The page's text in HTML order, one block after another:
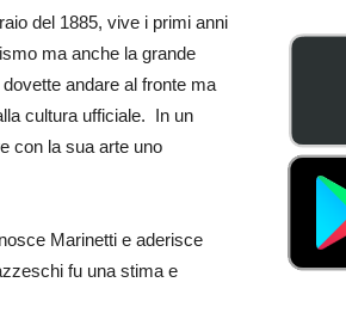
del 1885, vive i primi anni
ma anche la grande
andare al fronte ma
cultura ufficiale. In un
con la sua arte uno
Marinetti e aderisce
fu una stima e